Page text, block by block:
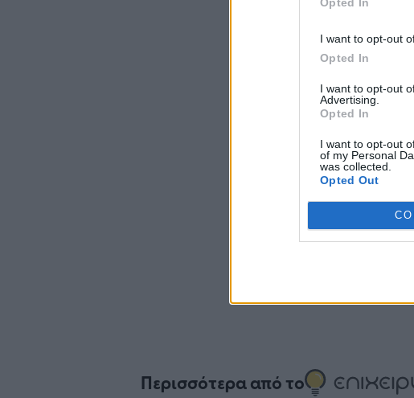
I want to opt-out
Opted In
I want to opt-out
Advertising.
Opted In
I want to opt-out
of my Personal
was collected.
Opted Out
Σχολιάστε
Περισσότερα από το